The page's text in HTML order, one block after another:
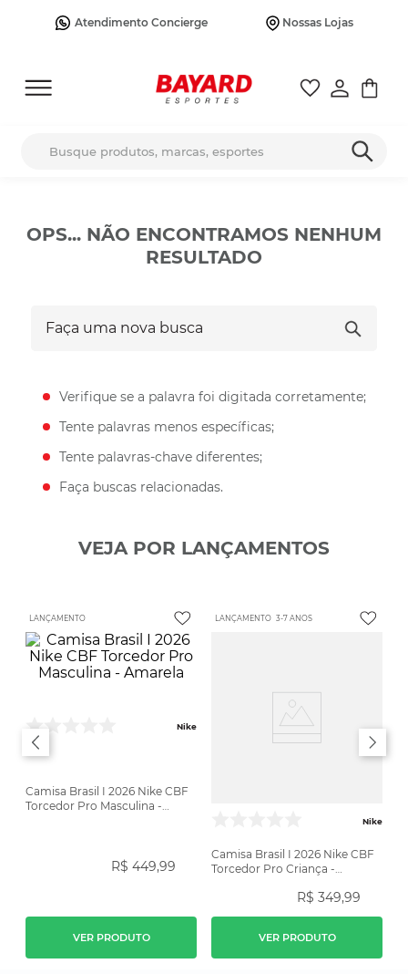
Atendimento Concierge Nossas Lojas
OPS... NÃO ENCONTRAMOS NENHUM
RESULTADO
Verifique se a palavra foi digitada corretamente;
Tente palavras menos específicas;
Tente palavras-chave diferentes;
Faça buscas relacionadas.
VEJA POR LANÇAMENTOS
LANÇAMENTO
Nike
Camisa Brasil I 2026 Nike CBF
Torcedor Pro Masculina -
R$ 449,99
VER PRODUTO
LANÇAMENTO 3-7 ANOS
Nike
Camisa Brasil I 2026 Nike CBF
Torcedor Pro Criança -
R$ 349,99
VER PRODUTO